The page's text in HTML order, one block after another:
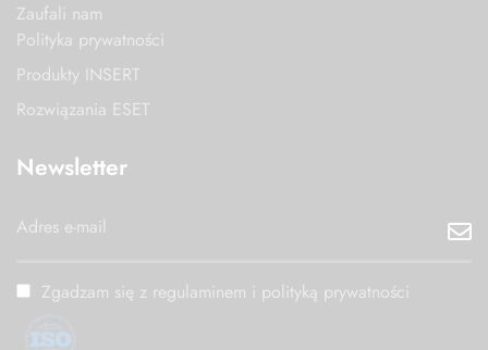
Zaufali nam
Polityka prywatności
Produkty INSERT
Rozwiązania ESET
Newsletter
Zgadzam się z regulaminem i polityką prywatności